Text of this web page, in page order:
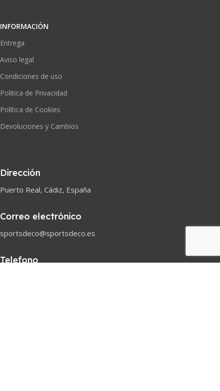
INFORMACIÓN
Entrega
Aviso legal
Condiciones de uso
Politica de Privacidad
Política de Cookies
Devoluciones y Cambios
Dirección
Puerto Real, Cádiz, España
Correo electrónico
sportsdeco@sportsdeco.es
Telefono